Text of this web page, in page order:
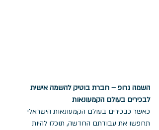
השמה גרופ – חברת בוטיק להשמה אישית
לבכירים בעולם הקמעונאות
כאשר כבכירים בעולם הקמעונאות הישראלי
תחפשו את עבודתם החדשה, תוכלו להיות